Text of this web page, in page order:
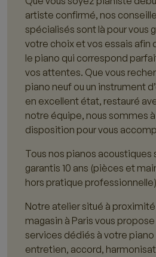
artiste confirmé, nos
spécialisés sont là pour vous
votre choix et vos essais afin
le piano qui correspond
vos attentes. Que vous
piano neuf ou un instrument
en excellent état, restauré
notre équipe, nous sommes
disposition pour vous
Tous nos pianos acoustiques
garantis 10 ans (pièces et
hors pratique
Notre atelier situé à
magasin à Paris vous
services dédiés à votre piano
entretien, accord,